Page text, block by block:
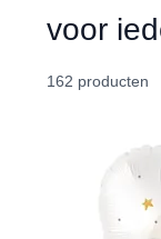
voor
162 producten